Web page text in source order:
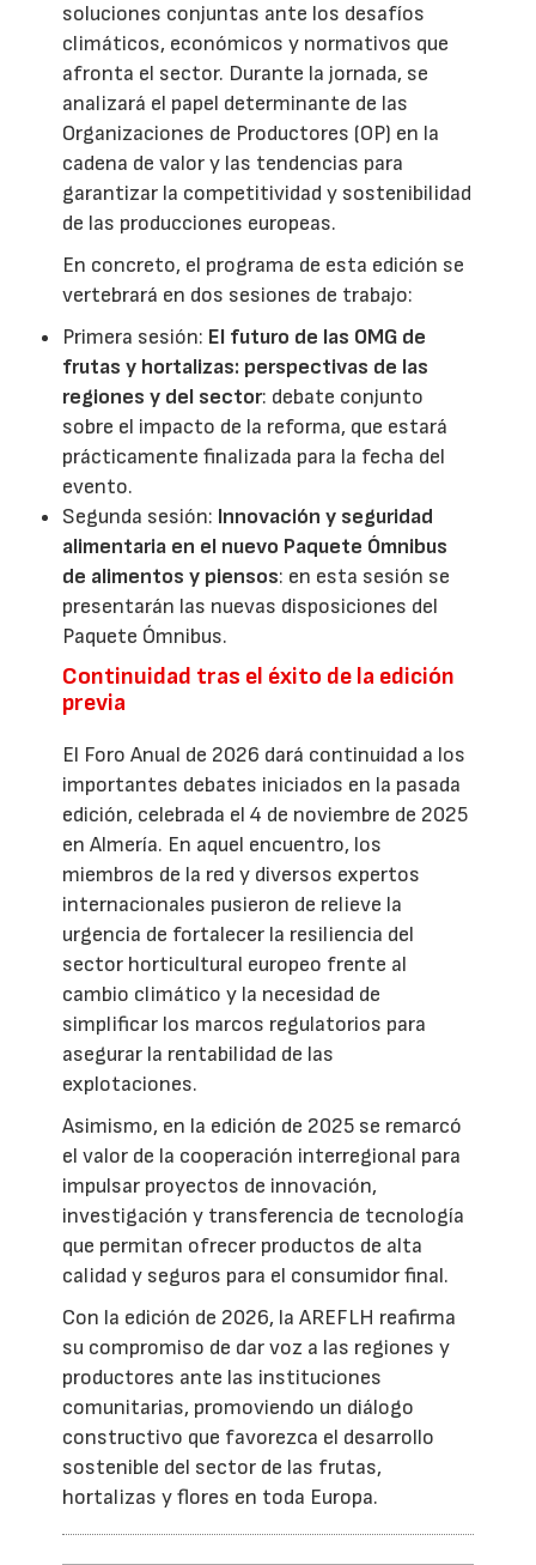
soluciones conjuntas ante los desafíos
climáticos, económicos y normativos que
afronta el sector. Durante la jornada, se
analizará el papel determinante de las
Organizaciones de Productores (OP) en la
cadena de valor y las tendencias para
garantizar la competitividad y sostenibilidad
de las producciones europeas.
En concreto, el programa de esta edición se
vertebrará en dos sesiones de trabajo:
Primera sesión: El futuro de las OMG de
frutas y hortalizas: perspectivas de las
regiones y del sector: debate conjunto
sobre el impacto de la reforma, que estará
prácticamente finalizada para la fecha del
evento.
Segunda sesión: Innovación y seguridad
alimentaria en el nuevo Paquete Ómnibus
de alimentos y piensos: en esta sesión se
presentarán las nuevas disposiciones del
Paquete Ómnibus.
Continuidad tras el éxito de la edición
previa
El Foro Anual de 2026 dará continuidad a los
importantes debates iniciados en la pasada
edición, celebrada el 4 de noviembre de 2025
en Almería. En aquel encuentro, los
miembros de la red y diversos expertos
internacionales pusieron de relieve la
urgencia de fortalecer la resiliencia del
sector horticultural europeo frente al
cambio climático y la necesidad de
simplificar los marcos regulatorios para
asegurar la rentabilidad de las
explotaciones.
Asimismo, en la edición de 2025 se remarcó
el valor de la cooperación interregional para
impulsar proyectos de innovación,
investigación y transferencia de tecnología
que permitan ofrecer productos de alta
calidad y seguros para el consumidor final.
Con la edición de 2026, la AREFLH reafirma
su compromiso de dar voz a las regiones y
productores ante las instituciones
comunitarias, promoviendo un diálogo
constructivo que favorezca el desarrollo
sostenible del sector de las frutas,
hortalizas y flores en toda Europa.